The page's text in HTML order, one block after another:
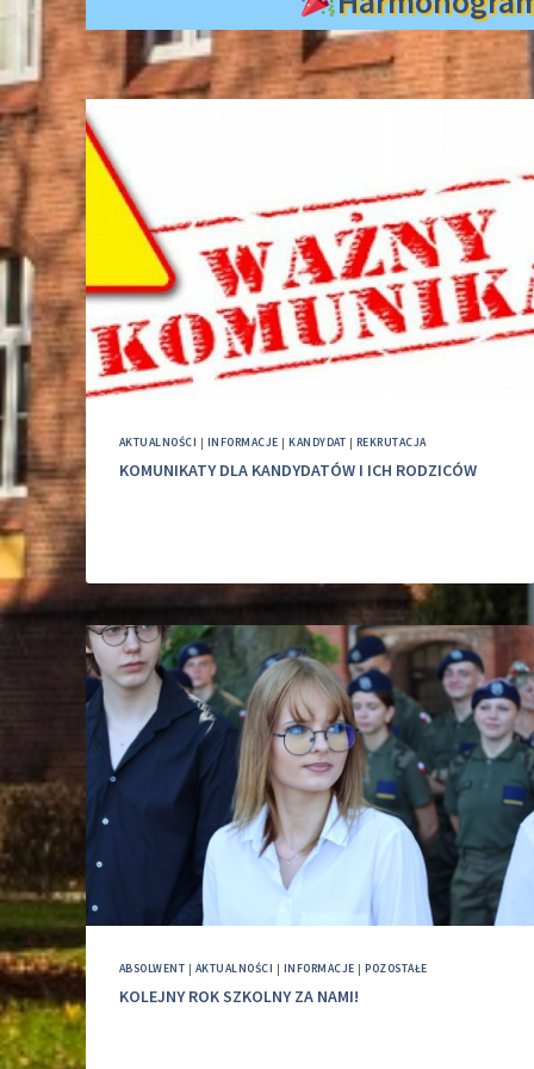
AKTUALNOŚCI | INFORMACJE |KANDYDAT | REKRUTACJA
KOMUNIKATY DLA KANDYDATÓW I ICH RODZICÓW
ABSOLWENT | AKTUALNOŚCI | INFORMACJE |POZOSTAŁE
KOLEJNY ROK SZKOLNY ZA NAMI!